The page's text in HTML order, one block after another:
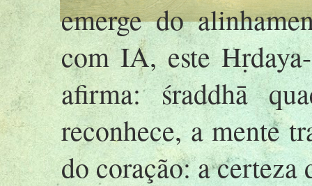
emerge do
com IA, este
afirma: śraddhā
reconhece, a mente
do coração: a certeza